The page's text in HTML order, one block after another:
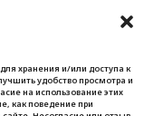
хранения и/или доступа к
удобство просмотра и
на использование этих
как поведение при